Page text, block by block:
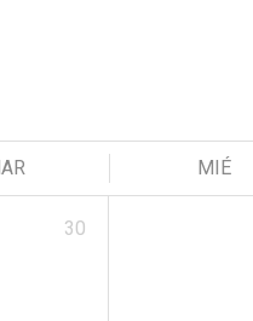
MIÉ
30